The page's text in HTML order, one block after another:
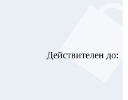
Действителен до: